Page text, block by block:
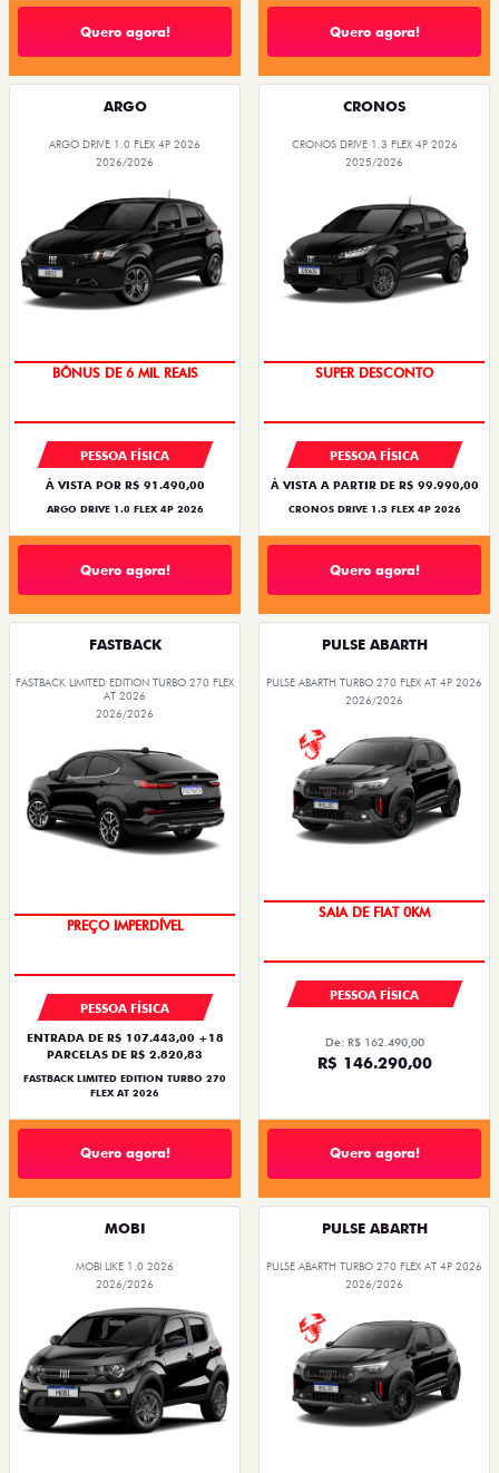
Quero agora! Quero agora!
ARGO
ARGO DRIVE 1.0 FLEX 4P 2026
2026/2026
BÔNUS DE 6 MIL REAIS
PESSOA FÍSICA
À VISTA POR R$ 91.490,00
ARGO DRIVE 1.0 FLEX 4P 2026
Quero agora!
CRONOS
CRONOS DRIVE 1.3 FLEX 4P 2026
2025/2026
SUPER DESCONTO
PESSOA FÍSICA
À VISTA A PARTIR DE R$ 99.990,00
CRONOS DRIVE 1.3 FLEX 4P 2026
Quero agora!
FASTBACK
FASTBACK LIMITED EDITION TURBO 270 FLEX
AT 2026
2026/2026
PREÇO IMPERDÍVEL
PESSOA FÍSICA
ENTRADA DE R$ 107.443,00 +18
PARCELAS DE R$ 2.820,83
FASTBACK LIMITED EDITION TURBO 270
FLEX AT 2026
Quero agora!
PULSE ABARTH
PULSE ABARTH TURBO 270 FLEX AT 4P 2026
2026/2026
SAIA DE FIAT 0KM
PESSOA FÍSICA
De: R$ 162.490,00
R$ 146.290,00
Quero agora!
MOBI
MOBI LIKE 1.0 2026
2026/2026
PULSE ABARTH
PULSE ABARTH TURBO 270 FLEX AT 4P 2026
2026/2026